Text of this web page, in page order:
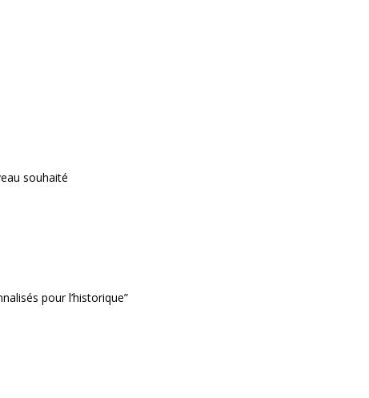
souhaité
pour l’historique”